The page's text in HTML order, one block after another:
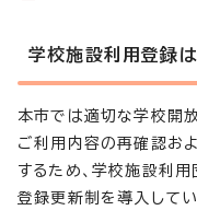
学校施設利用登録
本市では適切な学校開
ご利用内容の再確認お
するため、学校施設利
登録更新制を導入してい